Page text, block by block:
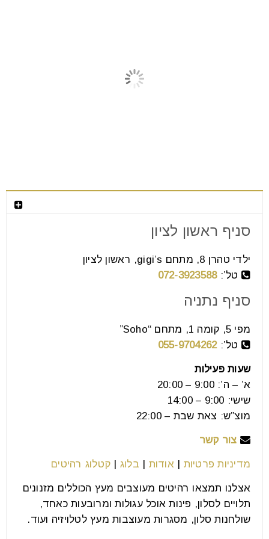
למה מעצבי פנים בוחרים רהיטים רק
אחרי שהם רואים את הרצפה
16 יול
רוב האנשים מרהטים את הבית שלהם מהספה החוצה:
מסתכלים למטה.
קרא עוד
סניף ראשון לציון
ילדי טהרן 8, מתחם gigi’s, ראשון לציון
טל’:072-3923588
סניף נתניה
מפי 5, קומה 1, מתחם “Soho”
טל’:055-9704262
שעות פעילות
א’ – ה’: 9:00 – 20:00
שישי: 9:00 – 14:00
מוצ”ש: צאת שבת – 22:00
צור קשר
מדיניות פרטיות |אודות בלוג קטלוג רהיטים
אצלנו תמצאו רהיטים מעוצבים מעץ הכוללים מזנונים
תלויים לסלון, פינות אוכל עגולות ומרובעות כאחד,
שולחנות סלון, מסגרות מעוצבות מעץ לטלויזיה ועוד.